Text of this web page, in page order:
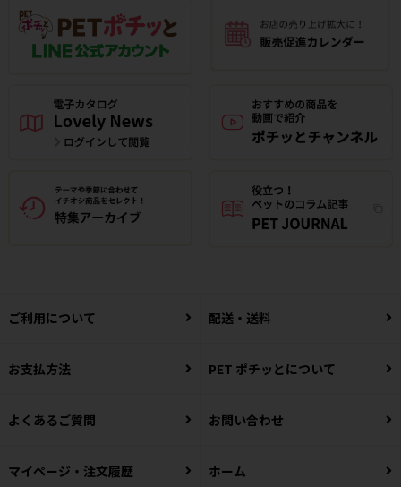
ご利用について 配送・送料
お支払方法 PET ポチッとについて
よくあるご質問 お問い合わせ
マイページ・注文履歴 ホーム